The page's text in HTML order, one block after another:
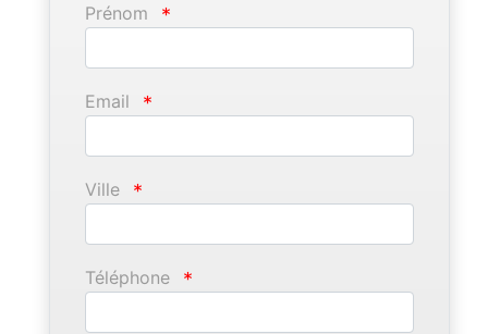
Prénom *
Email *
Ville *
Téléphone *